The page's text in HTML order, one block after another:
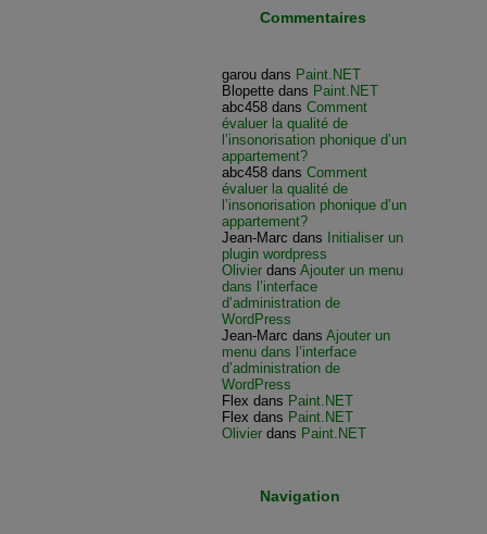
Commentaires
garou dans Paint.NET
Blopette dans Paint.NET
abc458 dansComment
évaluer la qualité de
l’insonorisation phonique d’un
appartement?
abc458 dansComment
évaluer la qualité de
l’insonorisation phonique d’un
appartement?
Jean-Marc dans
Initialiser un
plugin wordpress
Olivier dansAjouter un menu
dans l’interface
d’administration de
WordPress
Jean-Marc dansAjouter un
menu dans l’interface
d’administration de
WordPress
Flex dans Paint.NET
Flex dans Paint.NET
Olivier dans Paint.NET
Navigation